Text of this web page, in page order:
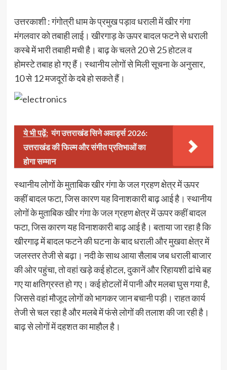
उत्तरकाशी : गंगोत्री धाम के प्रमुख पड़ाव धराली में खीर गंगा
मंगलवार को तबाही लाई। खीरगाड़ के ऊपर बादल फटने से धराली
कस्बे में भारी तबाही मची है। बाढ़ के चलते 20 से 25 होटल व
होमस्टे तबाह हो गए हैं। स्थानीय लोगों से मिली सूचना के अनुसार,
10 से 12 मजदूरों के दबे हो सकते हैं।
ये भी पढ़ें: यंग उत्तराखंड सिने अवार्ड्स 2026:
उत्तराखंड की फिल्म और संगीत प्रतिभाओं का
होगा सम्मान
स्थानीय लोगों के मुताबिक खीर गंगा के जल ग्रहण क्षेत्र में ऊपर
कहीं बादल फटा, जिस कारण यह विनाशकारी बाढ़ आई है। स्थानीय
लोगों के मुताबिक खीर गंगा के जल ग्रहण क्षेत्र में ऊपर कहीं बादल
फटा, जिस कारण यह विनाशकारी बाढ़ आई है। बताया जा रहा है कि
खीरगाढ़ में बादल फटने की घटना के बाद धराली और मुखवा क्षेत्र में
जलस्तर तेजी से बढ़ा। नदी के साथ आया सैलाब जब धराली बाजार
की ओर पहुंचा, तो वहां खड़े कई होटल, दुकानें और रिहायशी ढांचे बह
गए या क्षतिग्रस्त हो गए। कई होटलों में पानी और मलबा घुस गया है,
जिससे वहां मौजूद लोगों को भागकर जान बचानी पड़ी। राहत कार्य
तेजी से चल रहा है और मलबे में फंसे लोगों की तलाश की जा रही है।
बाढ़ से लोगों में दहशत का माहौल है।